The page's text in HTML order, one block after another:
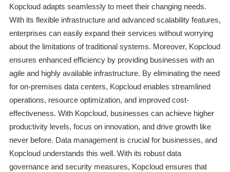
Kopcloud adapts seamlessly to meet their changing needs.
With its flexible infrastructure and advanced scalability features,
enterprises can easily expand their services without worrying
about the limitations of traditional systems. Moreover, Kopcloud
ensures enhanced efficiency by providing businesses with an
agile and highly available infrastructure. By eliminating the need
for on-premises data centers, Kopcloud enables streamlined
operations, resource optimization, and improved cost-
effectiveness. With Kopcloud, businesses can achieve higher
productivity levels, focus on innovation, and drive growth like
never before. Data management is crucial for businesses, and
Kopcloud understands this well. With its robust data
governance and security measures, Kopcloud ensures that